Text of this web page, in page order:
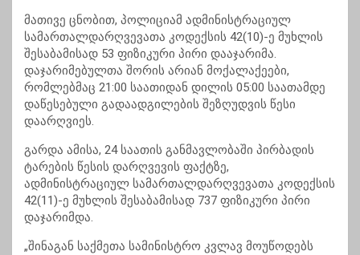
მათივე ცნობით, პოლიციამ ადმინისტრაციულ
სამართალდარღვევათა კოდექსის 42(10)-ე მუხლის
შესაბამისად 53 ფიზიკური პირი დააჯარიმა.
დაჯარიმებულთა შორის არიან მოქალაქეები,
რომლებმაც 21:00 საათიდან დილის 05:00 საათამდე
დაწესებული გადაადგილების შეზღუდვის წესი
დაარღვიეს.
გარდა ამისა, 24 საათის განმავლობაში პირბადის
ტარების წესის დარღვევის ფაქტზე,
ადმინისტრაციულ სამართალდარღვევათა კოდექსის
42(11)-ე მუხლის შესაბამისად 737 ფიზიკური პირი
დაჯარიმდა.
„შინაგან საქმეთა სამინისტრო კვლავ მოუწოდებს